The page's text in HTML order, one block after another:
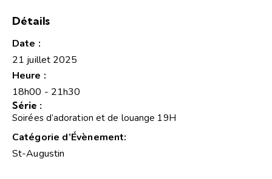
Détails
Date :
21 juillet 2025
Heure :
18h00 - 21h30
Série :
Soirées d’adoration et de louange 19H
Catégorie d’Évènement:
St-Augustin